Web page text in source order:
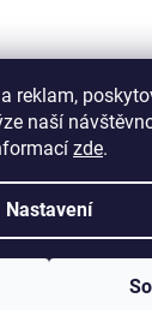
reklam,
naší
zde.
Nastavení
. Všechna práva